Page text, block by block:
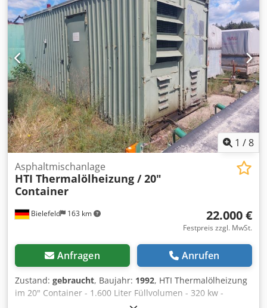
1 /8
Bielefeld 163 km
Asphaltmischanlage
HTI Thermalölheizung / 20"
Container
22.000 €
Festpreis zzgl. MwSt.
Anfragen Anrufen
Zustand: gebraucht, Baujahr: 1992, HTI Thermalölheizung
im 20" Container - 1.600 Liter Füllvolumen - 320 kw -
Vorlauftemperatur 300 °C AB 1000